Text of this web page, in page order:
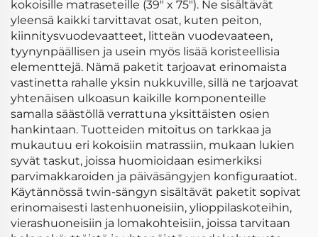
kokoisille matraseteille (39" x 75"). Ne sisältävät
yleensä kaikki tarvittavat osat, kuten peiton,
kiinnitysvuodevaatteet, litteän vuodevaateen,
tyynynpäällisen ja usein myös lisää koristeellisia
elementtejä. Nämä paketit tarjoavat erinomaista
vastinetta rahalle yksin nukkuville, sillä ne tarjoavat
yhtenäisen ulkoasun kaikille komponenteille
samalla säästöllä verrattuna yksittäisten osien
hankintaan. Tuotteiden mitoitus on tarkkaa ja
mukautuu eri kokoisiin matrassiin, mukaan lukien
syvät taskut, joissa huomioidaan esimerkiksi
parvimakkaroiden ja päiväsängyjen konfiguraatiot.
Käytännössä twin-sängyn sisältävät paketit sopivat
erinomaisesti lastenhuoneisiin, ylioppilaskoteihin,
vierashuoneisiin ja lomakohteisiin, joissa tarvitaan